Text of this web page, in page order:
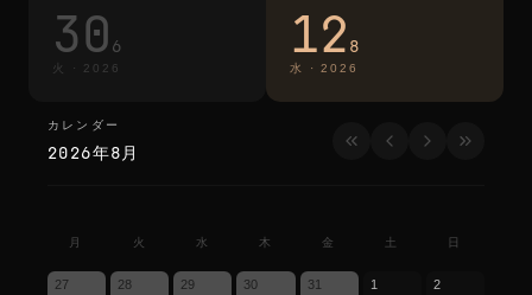
30 6
火 · 2026
12 8
水 ·2026
カレンダー
カレンダー
2026年8月
月 火 水 木 金 土 日
27 28 29 30 31 1 2